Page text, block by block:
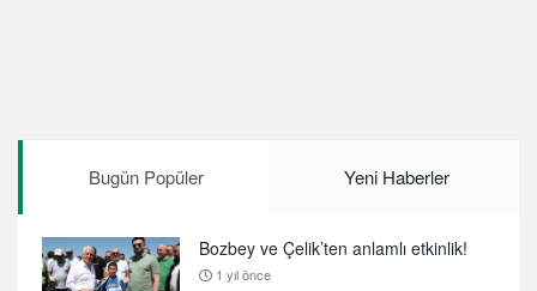
Bugün Popüler Yeni Haberler
Bozbey ve Çelik’ten anlamlı etkinlik!
1 yıl önce